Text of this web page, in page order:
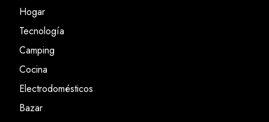
Hogar
Tecnología
Camping
Cocina
Electrodomésticos
Bazar